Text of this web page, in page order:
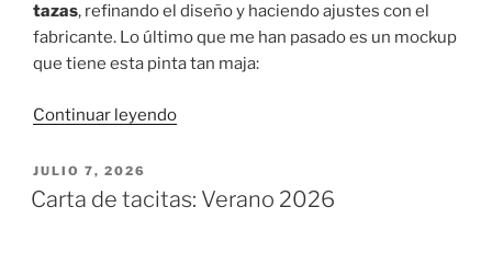
tazas, refinando el diseño y haciendo ajustes con el
fabricante. Lo último que me han pasado es un mockup
que tiene esta pinta tan maja:
Continuar leyendo«Un
fuego
PUBLICADO
EL
JULIO 7, 2026
Carta de tacitas: Verano 2026